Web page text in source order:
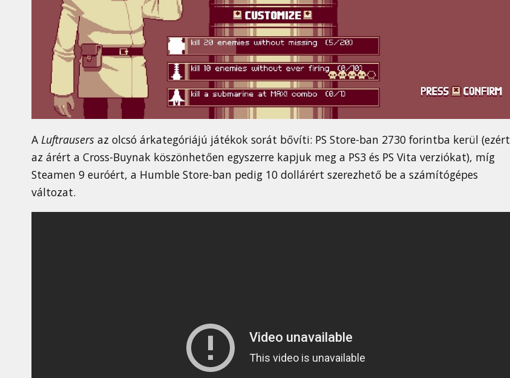
A Luftrausers az olcsó árkategóriájú játékok sorát bővíti: PS Store-ban 2730 forintba kerül (ezért
az árért a Cross-Buynak köszönhetően egyszerre kapjuk meg a PS3 és PS Vita verziókat), míg
Steamen 9 euróért, a Humble Store-ban pedig 10 dollárért szerezhető be a számítógépes
változat.